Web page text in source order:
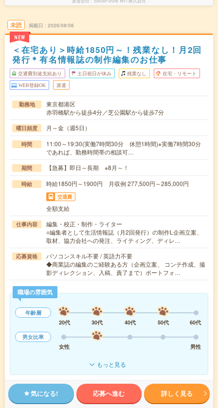
未読
NEW
掲載日 2026/08/06
＜在宅あり＞時給1850円～！残業なし！月2回
発行＊有名情報誌の制作編集のお仕事
交通費別途支給あり 土日祝日が休み 残業なし 在宅・リモート
WEB登録OK 派遣
勤務地
東京都港区
赤羽橋駅から徒歩4分／芝公園駅から徒歩7分
曜日頻度 月～金（週5日）
時間
11:00～19:30(実働7時間30分 休憩1時間)※実働7時間30分
であれば、勤務時間帯の相談可…
期間 【急募】即日～長期 ※8月～！
時給 時給1850円～1900円 月収例 277,500円～285,000円
交通費
全額支給
仕事内容
編集・校正・制作・ライター
○編集者として生活情報誌（月2回発行）の制作L企画立案、
取材、協力会社への発注、ライティング、ディレ…
応募資格
パソコンスキル不要 / 英語力不要
◆商業誌の編集のご経験ある方（企画立案、 コンテ作成、撮
影ディレクション、入稿、責了まで）ポートフォ…
職場の雰囲気
年齢層
20代
30代 40代 50代
60代
男女比率
女性
男性
もっと見る
気になる! 応募へ進む 詳しく見る